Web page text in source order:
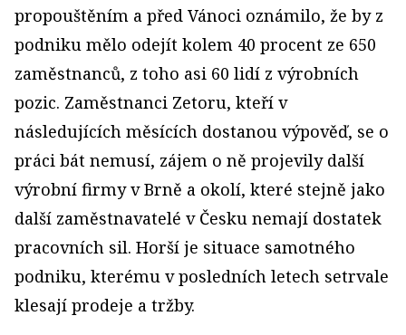
propouštěním a před Vánoci oznámilo, že by z
podniku mělo odejít kolem 40 procent ze 650
zaměstnanců, z toho asi 60 lidí z výrobních
pozic. Zaměstnanci Zetoru, kteří v
následujících měsících dostanou výpověď, se o
práci bát nemusí, zájem o ně projevily další
výrobní firmy v Brně a okolí, které stejně jako
další zaměstnavatelé v Česku nemají dostatek
pracovních sil. Horší je situace samotného
podniku, kterému v posledních letech setrvale
klesají prodeje a tržby.